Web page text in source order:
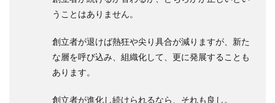
うことはありません。
創立者が退けば熱狂や尖り具合が減りますが、新た
な層を呼び込み、組織化して、更に発展することも
あります。
創立者が進化し続けられるなら、それも良し。